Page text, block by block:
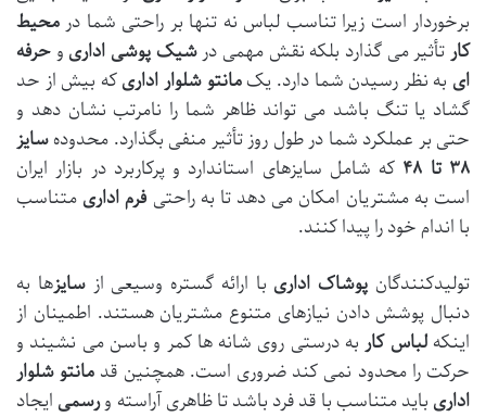
برخوردار است زیرا تناسب لباس نه تنها بر راحتی شما در محیط
کار تأثیر می گذارد بلکه نقش مهمی درشیک پوشی اداری و حرفه
ای به نظر رسیدن شما دارد. یکمانتو شلوار اداریکه بیش از حد
گشاد یا تنگ باشد می تواند ظاهر شما را نامرتب نشان دهد و
حتی بر عملکرد شما در طول روز تأثیر منفی بگذارد. محدودهسایز
۳۸ تا ۴۸
که شامل سایزهای استاندارد و پرکاربرد در بازار ایران
است به مشتریان امکان می دهد تا به راحتی فرم اداری متناسب
با اندام خود را پیدا کنند.
تولیدکنندگان پوشاک اداری با ارائه گستره وسیعی ازسایزها به
دنبال پوشش دادن نیازهای متنوع مشتریان هستند. اطمینان از
اینکهلباس کار به درستی روی شانه ها کمر و باسن می نشیند و
حرکت را محدود نمی کند ضروری است. همچنین قد مانتو شلوار
اداری باید متناسب با قد فرد باشد تا ظاهری آراسته ورسمی ایجاد